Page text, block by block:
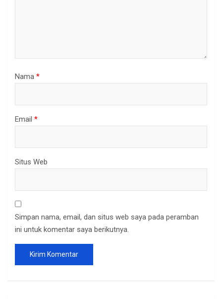
Nama *
Email *
Situs Web
Simpan nama, email, dan situs web saya pada peramban
ini untuk komentar saya berikutnya.